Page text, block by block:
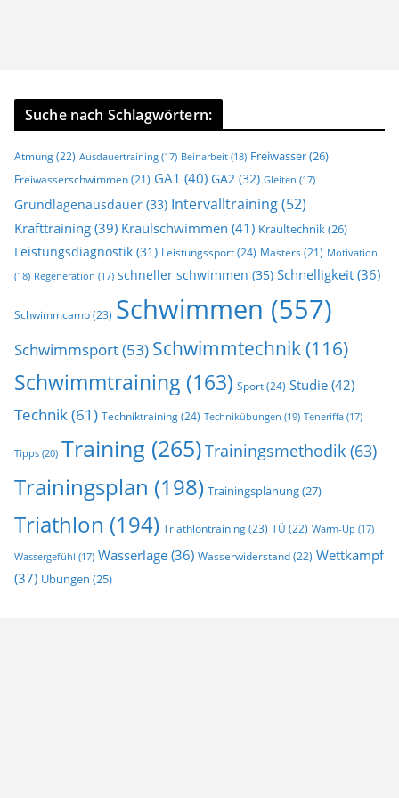
Suche nach Schlagwörtern:
Atmung(22) Ausdauertraining (17) Beinarbeit (18) Freiwasser(26)
Freiwasserschwimmen (21) GA1 (40) GA2 (32) Gleiten (17)
Grundlagenausdauer (33) Intervalltraining(52)
Krafttraining (39) Kraulschwimmen (41) Kraultechnik(26)
Leistungsdiagnostik (31) Leistungssport(24) Masters (21) Motivation
(18) Regeneration (17) schneller schwimmen (35) Schnelligkeit (36)
Schwimmcamp(23) Schwimmen (557)
Schwimmsport(53) Schwimmtechnik(116)
Schwimmtraining (163) Sport(24) Studie (42)
Technik(61) Techniktraining(24) Technikübungen (19) Teneriffa (17)
Tipps (20) Training (265)Trainingsmethodik (63)
Trainingsplan (198) Trainingsplanung(27)
Triathlon (194) Triathlontraining(23) TÜ (22) Warm-Up (17)
Wassergefühl (17) Wasserlage (36) Wasserwiderstand(22) Wettkampf
(37) Übungen (25)